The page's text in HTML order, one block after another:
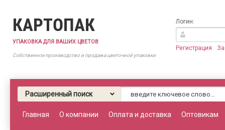
КАРТОПАК
УПАКОВКА ДЛЯ ВАШИХ ЦВЕТОВ
Собственное производство и продажа цветочной упаковки
Логин:
Регистрация
Расширенный поиск
Главная О компании Оплата и доставка Оптовикам